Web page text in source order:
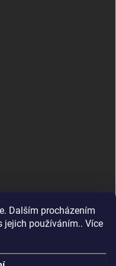
Dalším procházením
jejich používáním.. Více